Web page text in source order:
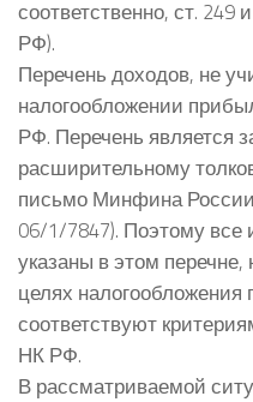
соответственно, ст. 249
РФ).
Перечень доходов, не
налогообложении
РФ. Перечень является
расширительному
письмо Минфина
06/1/7847). Поэтому
указаны в этом
целях
соответствуют
НК РФ.
В рассматриваемой